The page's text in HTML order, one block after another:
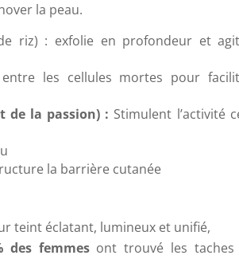
la peau.
riz) : exfolie en profondeur et
les cellules mortes pour
de la passion) : Stimulent l’activité
la barrière cutanée
teint éclatant, lumineux et unifié,
des femmesont trouvé les taches